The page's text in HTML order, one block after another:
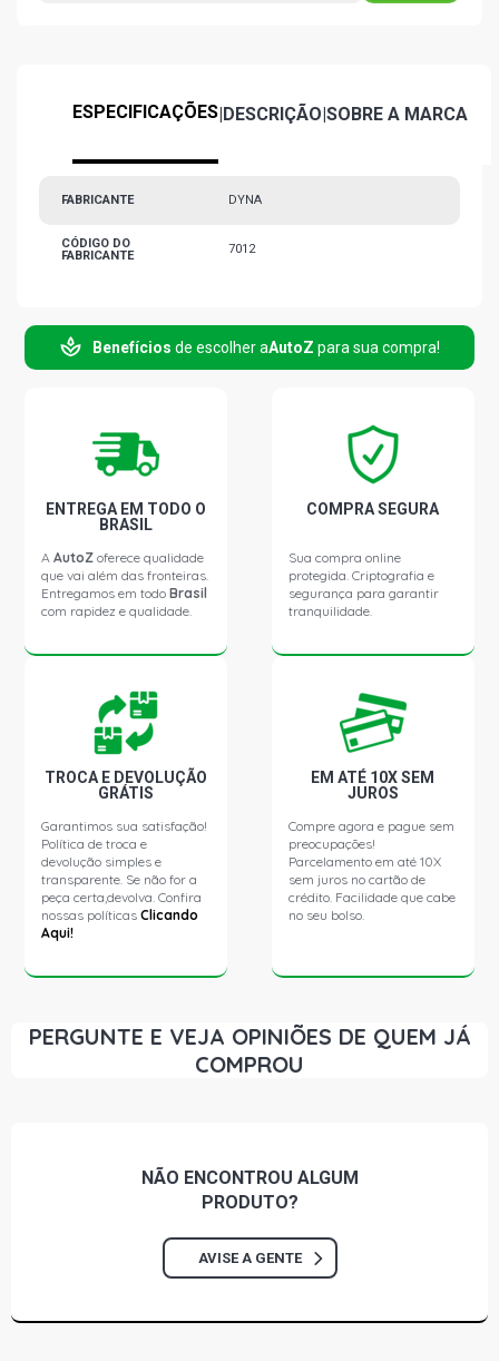
ESPECIFICAÇÕES|DESCRIÇÃO|SOBRE A MARCA
FABRICANTE DYNA
CÓDIGO DO
FABRICANTE
7012
Benefícios de escolher aAutoZ para sua compra!
ENTREGA EM TODO O
BRASIL
AAutoZ oferece qualidade
que vai além das fronteiras.
Entregamos em todoBrasil
com rapidez e qualidade.
COMPRA SEGURA
Sua compra online
protegida. Criptografia e
segurança para garantir
tranquilidade.
TROCA E DEVOLUÇÃO
GRÁTIS
Garantimos sua satisfação!
Política de troca e
devolução simples e
transparente. Se não for a
peça certa,devolva. Confira
nossas políticasClicando
Aqui!
EM ATÉ 10X SEM
JUROS
Compre agora e pague sem
preocupações!
Parcelamento em até 10X
sem juros no cartão de
crédito. Facilidade que cabe
no seu bolso.
PERGUNTE E VEJA OPINIÕES DE QUEM JÁ
COMPROU
NÃO ENCONTROU ALGUM
PRODUTO?
AVISE A GENTE